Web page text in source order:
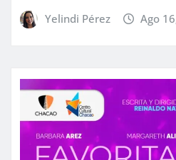
Yelindi Pérez Ago